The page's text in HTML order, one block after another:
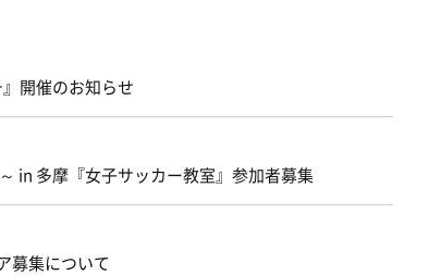
開催のお知らせ
in 多摩『女子サッカー教室』参加者募集
募集について